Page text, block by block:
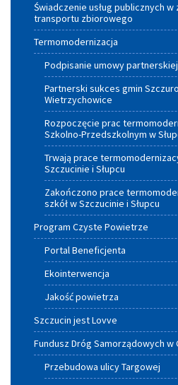
Świadczenie usług publicznych
transportu zbiorowego
Termomodernizacja
Podpisanie umowy partnerskiej
Partnerski sukces gmin
Wietrzychowice
Rozpoczęcie prac
Szkolno-Przedszkolnym w
Trwają prace
Szczucinie i Słupcu
Zakończono prace
szkół w Szczucinie i Słupcu
Program Czyste Powietrze
Portal Beneficjenta
Ekointerwencja
Jakość powietrza
Szczucin jest Lovve
Fundusz Dróg Samorządowych w
Przebudowa ulicy Targowej